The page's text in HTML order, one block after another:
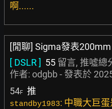
啊......
[閒聊] Sigma發表200mm
[ DSLR ] 55 留言, 推噓總
作者: odgbb- 發表於
54F 推
standby1983: 中職大巨